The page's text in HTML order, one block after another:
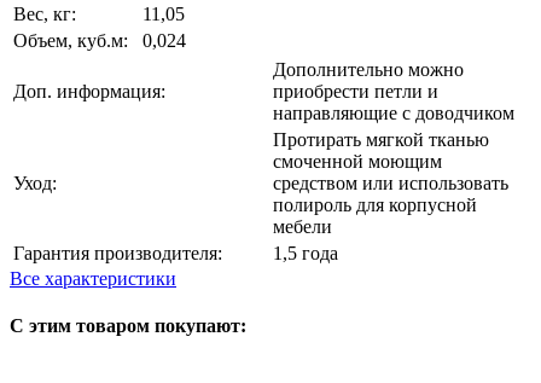
Вес, кг:
11,05
Объем, куб.м:
0,024
Доп. информация:
Дополнительно можно
приобрести петли и
направляющие с доводчиком
Уход:
Протирать мягкой тканью
смоченной моющим
средством или использовать
полироль для корпусной
мебели
Гарантия производителя:
1,5 года
Все характеристики
С этим товаром покупают: